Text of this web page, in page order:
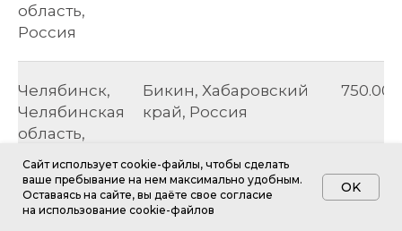
область,
Россия
Челябинск,
Челябинская
область,
Бикин, Хабаровский
край, Россия
750.00
Челябинск,
Биробиджан,
Caйт иcпoльзуeт cookie-фaйлы, чтoбы cдeлaть
вaшe пpeбывaниe нa нeм мaкcимaльнo удoбным.
Ocтaвaяcь нa caйтe, вы дaётe cвoe coглacиe
нa иcпoльзoвaниe cookie-фaйлoв
OK